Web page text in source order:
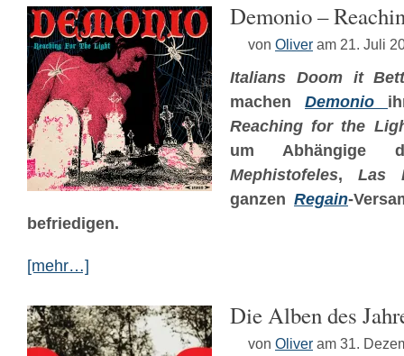
Demonio –
von Oliver am 21. Juli
Italians Doom it
machen Demonio
Reaching for the
um Abhängige
Mephistofeles, Las
ganzen Regain-
befriedigen.
[mehr…]
Die Alben des
von Oliver am 31.